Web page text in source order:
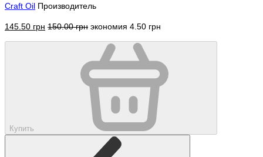
Craft Oil Производитель
145.50 грн 150.00 грн экономия 4.50 грн
Купить